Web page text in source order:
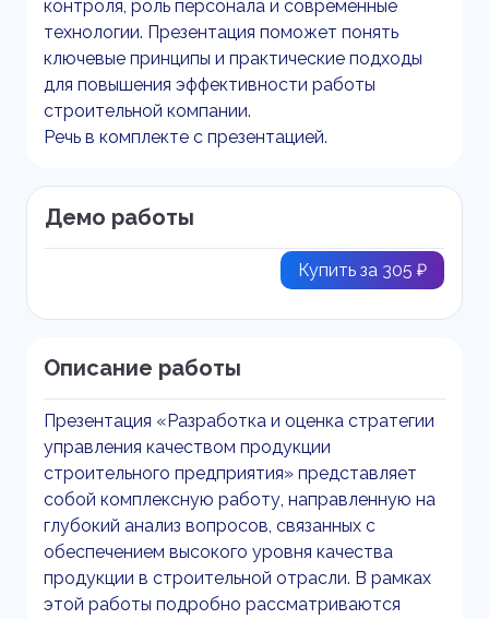
контроля, роль персонала и современные
технологии. Презентация поможет понять
ключевые принципы и практические подходы
для повышения эффективности работы
строительной компании.
Речь в комплекте с презентацией.
Демо работы
Купить за 305 ₽
Описание работы
Презентация «Разработка и оценка стратегии
управления качеством продукции
строительного предприятия» представляет
собой комплексную работу, направленную на
глубокий анализ вопросов, связанных с
обеспечением высокого уровня качества
продукции в строительной отрасли. В рамках
этой работы подробно рассматриваются